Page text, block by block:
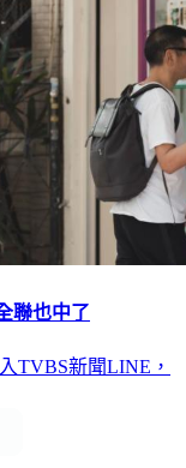
聯也中了
TVBS新聞LINE，